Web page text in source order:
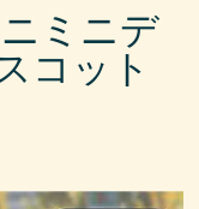
ミニデ
コット